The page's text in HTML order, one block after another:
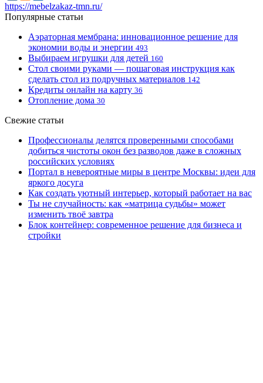
https://mebelzakaz-tmn.ru/
Популярные статьи
Аэраторная мембрана: инновационное решение для
экономии воды и энергии 493
Выбираем игрушки для детей 160
Стол своими руками — пошаговая инструкция как
сделать стол из подручных материалов 142
Кредиты онлайн на карту 36
Отопление дома 30
Свежие статьи
Профессионалы делятся проверенными способами
добиться чистоты окон без разводов даже в сложных
российских условиях
Портал в невероятные миры в центре Москвы: идеи для
яркого досуга
Как создать уютный интерьер, который работает на вас
Ты не случайность: как «матрица судьбы» может
изменить твоё завтра
Блок контейнер: современное решение для бизнеса и
стройки